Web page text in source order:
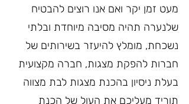
מעט זמן יקר ואם אנו רוצים להבטיח
שלנערה תהיה מסיבה מיוחדת ובלתי
נשכחת, מומלץ להיעזר בשירותים של
חברות להפקת מצגות, חברה מקצועית
בעלת ניסיון בהכנת מצגות לבת מצווה
תוריד מעליכם את העול של הכנת